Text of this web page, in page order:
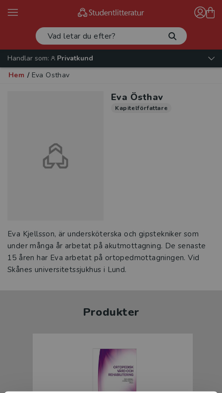
Handlar som:
Privatkund
Hem / Eva Östhav
Eva Östhav
Kapitelförfattare
Eva Kjellsson, är undersköterska och gipstekniker som
under många år arbetat på akutmottagning. De senaste
15 åren har Eva arbetat på ortopedmottagningen. Vid
Skånes universitetssjukhus i Lund.
Produkter